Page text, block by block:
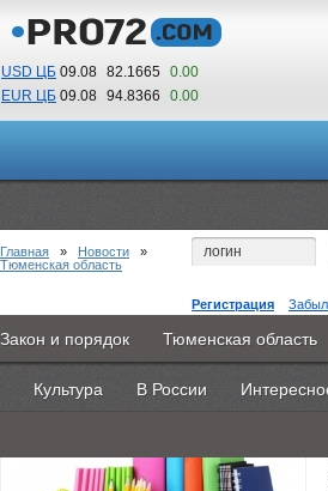
USD ЦБ 09.08 82.1665 0.00
EUR ЦБ 09.08 94.8366 0.00
09 12
По Гринвичу (GMT +5)
Регистрация
Главная Новости Объявления
Каталоги 9PS Прочее
Закон и порядок Тюменская область
Культура В России
Главная » Новости »
Тюменская область
Всё лучшее – детям!
29 июня 2015 - Эксперт ПФР